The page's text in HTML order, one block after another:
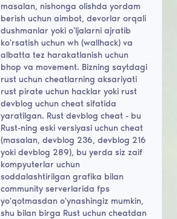
masalan, nishonga olishda yordam
berish uchun aimbot, devorlar orqali
dushmanlar yoki o'ljalarni ajratib
ko'rsatish uchun wh (wallhack) va
albatta tez harakatlanish uchun
bhop va movement. Bizning saytdagi
rust uchun cheatlarning aksariyati
rust pirate uchun hacklar yoki rust
devblog uchun cheat sifatida
yaratilgan. Rust devblog cheat - bu
Rust-ning eski versiyasi uchun cheat
(masalan, devblog 236, devblog 216
yoki devblog 289), bu yerda siz zaif
kompyuterlar uchun
soddalashtirilgan grafika bilan
community serverlarida fps
yo'qotmasdan o'ynashingiz mumkin,
shu bilan birga Rust uchun cheatdan